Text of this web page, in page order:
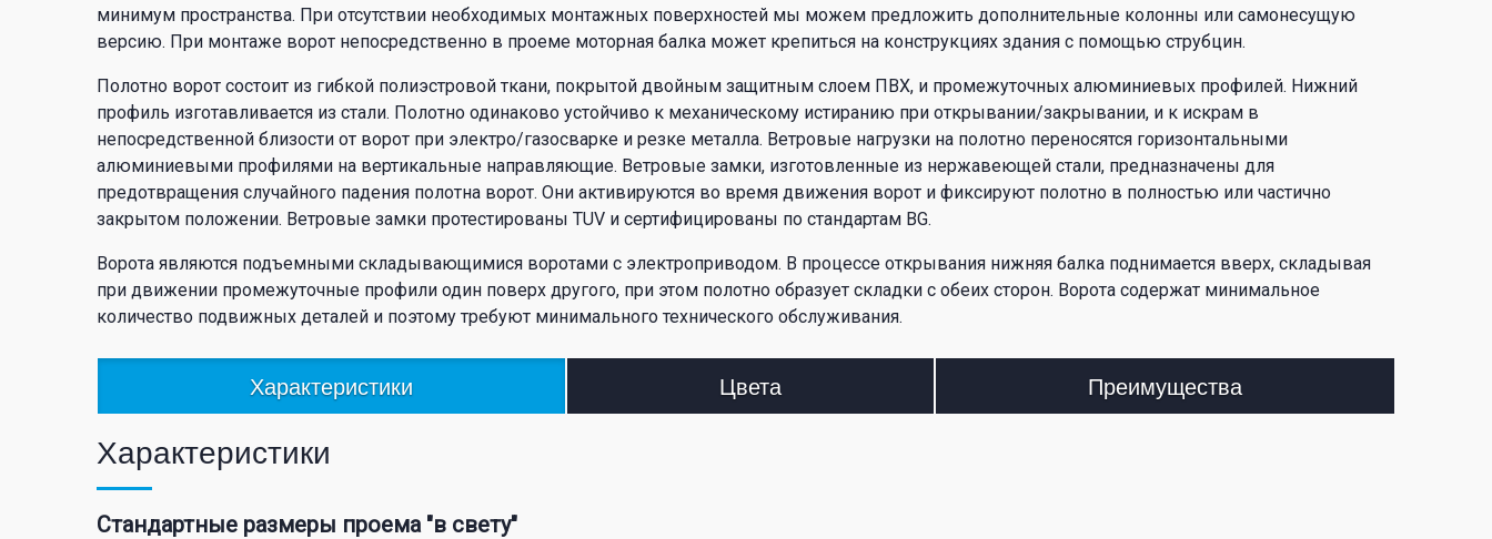
минимум пространства. При отсутствии необходимых монтажных поверхностей мы можем предложить дополнительные колонны или самонесущую
версию. При монтаже ворот непосредственно в проеме моторная балка может крепиться на конструкциях здания с помощью струбцин.
Полотно ворот состоит из гибкой полиэстровой ткани, покрытой двойным защитным слоем ПВХ, и промежуточных алюминиевых профилей. Нижний
профиль изготавливается из стали. Полотно одинаково устойчиво к механическому истиранию при открывании/закрывании, и к искрам в
непосредственной близости от ворот при электро/газосварке и резке металла. Ветровые нагрузки на полотно переносятся горизонтальными
алюминиевыми профилями на вертикальные направляющие. Ветровые замки, изготовленные из нержавеющей стали, предназначены для
предотвращения случайного падения полотна ворот. Они активируются во время движения ворот и фиксируют полотно в полностью или частично
закрытом положении. Ветровые замки протестированы TUV и сертифицированы по стандартам BG.
Ворота являются подъемными складывающимися воротами с электроприводом. В процессе открывания нижняя балка поднимается вверх, складывая
при движении промежуточные профили один поверх другого, при этом полотно образует складки с обеих сторон. Ворота содержат минимальное
количество подвижных деталей и поэтому требуют минимального технического обслуживания.
Характеристики Цвета Преимущества
Характеристики
Стандартные размеры проема "в свету"